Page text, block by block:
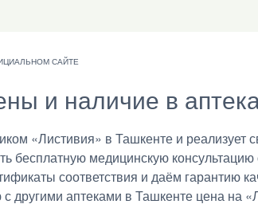
и наличие в
«Листивия» в Ташкенте и реализует
бесплатную медицинскую
соответствия и даём гарантию
другими аптеками в Ташкенте цена на